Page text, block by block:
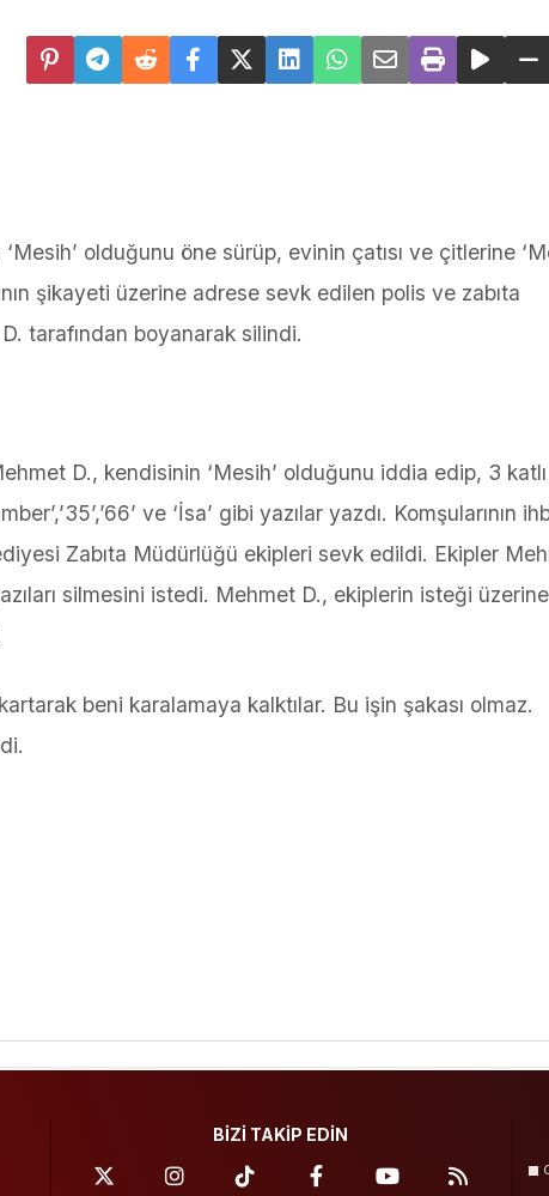
olduğunu öne sürüp, evinin çatısı ve çitlerine
şikayeti üzerine adrese sevk edilen polis ve zabıta
tarafından boyanarak silindi.
D., kendisinin ‘Mesih’ olduğunu iddia edip, 3 katlı
ve ‘İsa’ gibi yazılar yazdı. Komşularının
Zabıta Müdürlüğü ekipleri sevk edildi. Ekipler
silmesini istedi. Mehmet D., ekiplerin isteği üzerine
beni karalamaya kalktılar. Bu işin şakası olmaz.
BİZİ TAKİP EDİN